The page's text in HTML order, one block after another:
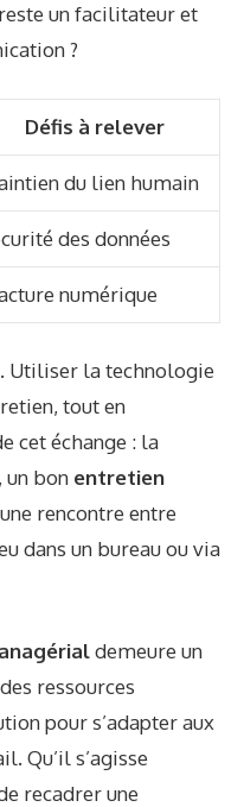
un facilitateur et
?
Défis à relever
du lien humain
des données
numérique
Utiliser la technologie
tout en
cet échange : la
un bon entretien
rencontre entre
dans un bureau ou via
demeure un
ressources
pour s’adapter aux
Qu’il s’agisse
recadrer une